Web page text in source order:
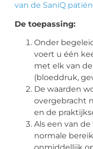
van de SaniQ
De toepassing:
Onder
voert u één
met elk van
(bloeddruk,
De waarden
overgebracht
en de
Als een van
normale